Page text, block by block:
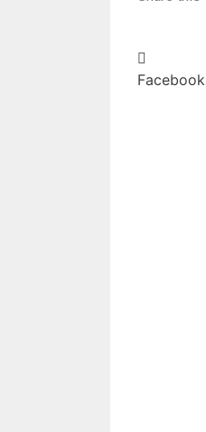
Facebook